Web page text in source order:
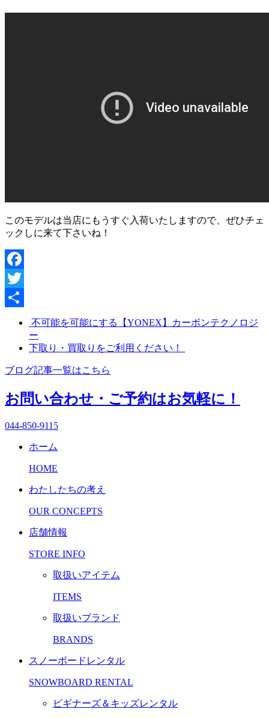
このモデルは当店にもうすぐ入荷いたしますので、ぜひチェ
ックしに来て下さいね！
Facebook
Twitter
不可能を可能にする【YONEX】カーボンテクノロジ
ー
下取り・買取りをご利用ください！
ブログ記事一覧はこちら
お問い合わせ・ご予約はお気軽に！
044-850-9115
ホーム
HOME
わたしたちの考え
OUR CONCEPTS
店舗情報
STORE INFO
取扱いアイテム
ITEMS
取扱いブランド
BRANDS
スノーボードレンタル
SNOWBOARD RENTAL
ビギナーズ＆キッズレンタル